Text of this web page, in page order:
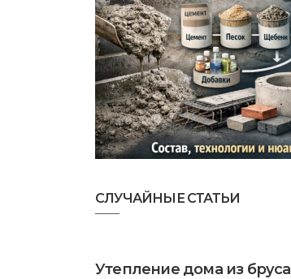
СЛУЧАЙНЫЕ СТАТЬИ
Утепление дома из бруса